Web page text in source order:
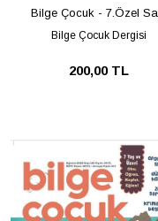
Bilge Çocuk - 7.Özel
Bilge Çocuk Dergisi
200,00 TL